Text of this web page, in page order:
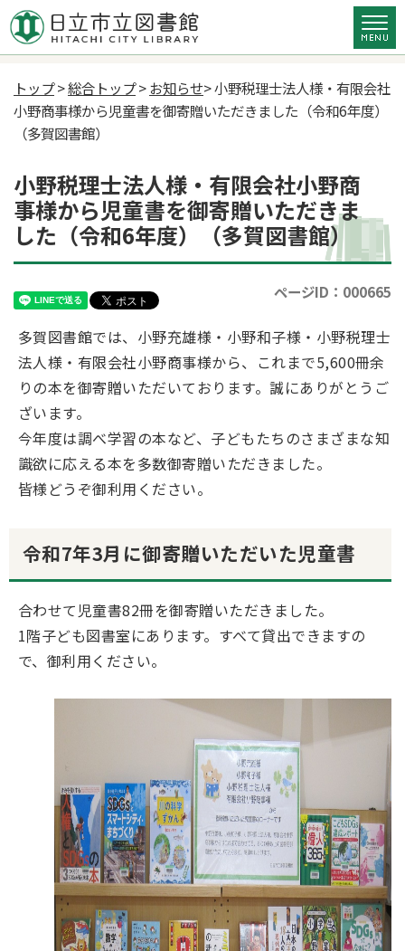
トップ>総合トップ>お知らせ> 小野税理士法人様・有限会社
小野商事様から児童書を御寄贈いただきました（令和6年度）
（多賀図書館）
小野税理士法人様・有限会社小野商
事様から児童書を御寄贈いただきま
した（令和6年度）（多賀図書館）
ページID：000665
多賀図書館では、小野充雄様・小野和子様・小野税理士
法人様・有限会社小野商事様から、これまで5,600冊余
りの本を御寄贈いただいております。誠にありがとうご
ざいます。
今年度は調べ学習の本など、子どもたちのさまざまな知
識欲に応える本を多数御寄贈いただきました。
皆様どうぞ御利用ください。
令和7年3月に御寄贈いただいた児童書
合わせて児童書82冊を御寄贈いただきました。
1階子ども図書室にあります。すべて貸出できますの
で、御利用ください。